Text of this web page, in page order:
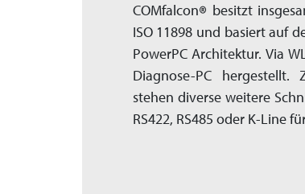
COMfalcon® besitzt
ISO 11898 und basiert auf
PowerPC Architektur. Via
Diagnose-PC
stehen diverse weitere
RS422, RS485 oder K-Line